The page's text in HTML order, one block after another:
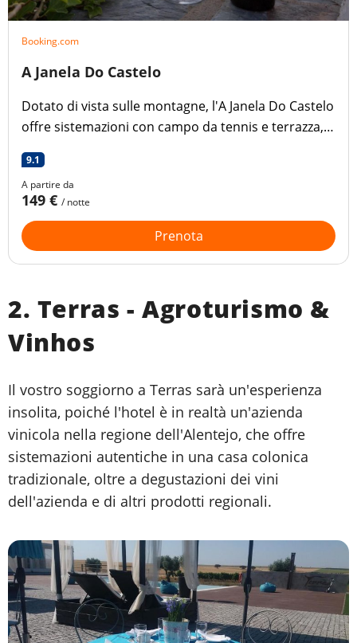
Booking.com
A Janela Do Castelo
Dotato di vista sulle montagne, l'A Janela Do Castelo
offre sistemazioni con campo da tennis e terrazza, a
casa vacanze offre sistemazioni con balcone e
connessione WiFi gratuita.
9.1
A partire da
149 € / notte
Prenota
2. Terras - Agroturismo &
Vinhos
Il vostro soggiorno a Terras sarà un'esperienza
insolita, poiché l'hotel è in realtà un'azienda
vinicola nella regione dell'Alentejo, che offre
sistemazioni autentiche in una casa colonica
tradizionale, oltre a degustazioni dei vini
dell'azienda e di altri prodotti regionali.